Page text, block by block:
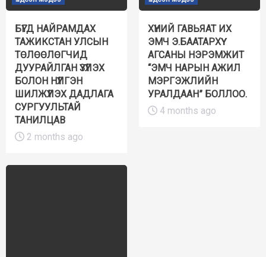
БҮГД НАЙРАМДАХ
ТАЖИКСТАН УЛСЫН
ТӨЛӨӨЛӨГЧИД
ДУУРАЙЛГАН ҮЗҮҮЛЭХ
БОЛОН НҮҮЛГЭН
ШИЛЖҮҮЛЭХ ДАДЛАГА
СУРГУУЛЬТАЙ
ТАНИЛЦАВ
2 months ago
ХҮНИЙ ГАВЬЯАТ ИХ
ЭМЧ Э.БААТАРХҮҮ
АГСАНЫ НЭРЭМЖИТ
“ЭМЧ НАРЫН АЖИЛ
МЭРГЭЖЛИЙН
УРАЛДААН” БОЛЛОО.
4 months ago